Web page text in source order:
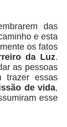
das
e esta
os fatos
da Luz.
as pessoas
trazer essas
de vida,
esse